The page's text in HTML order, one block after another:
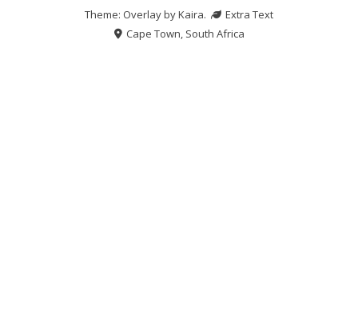
Theme: Overlay byKaira.
Extra Text
Cape Town, South Africa